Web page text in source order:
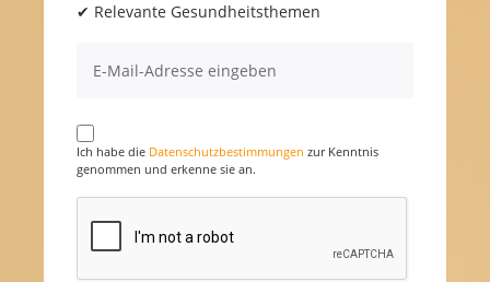
✔ Relevante Gesundheitsthemen
Ich habe die Datenschutzbestimmungen zur Kenntnis
genommen und erkenne sie an.